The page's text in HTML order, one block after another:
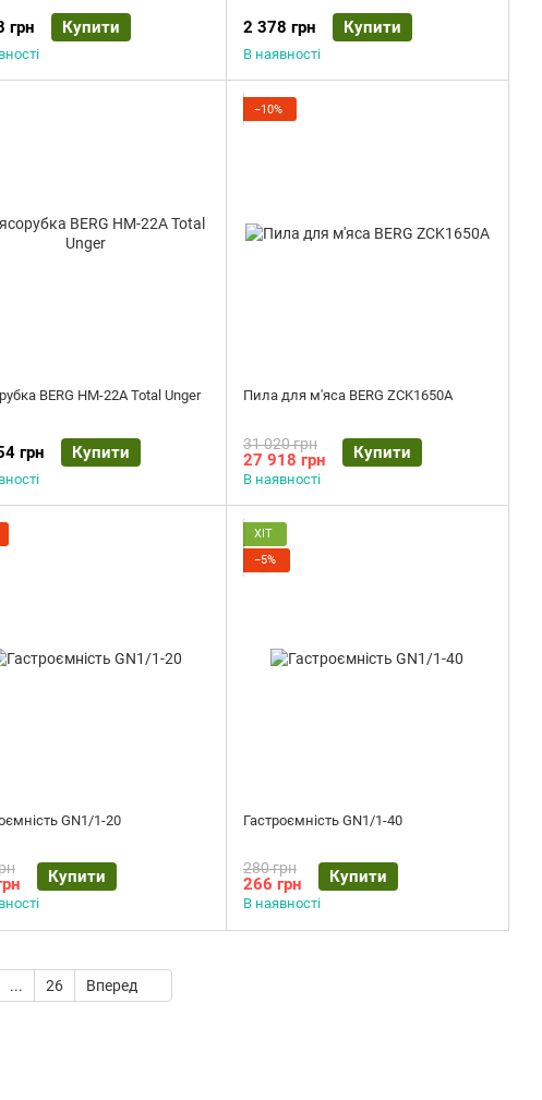
грн Купити 2 378 грн Купити
В наявності
BERG HM-22A Total Unger
грн Купити
−10%
Пила для м'яса BERG ZCK1650A
31 020 грн
27 918 грн Купити
В наявності
GN1/1-20
Купити
ХІТ
−5%
Гастроємність GN1/1-40
280 грн
266 грн Купити
В наявності
... 26 Вперед